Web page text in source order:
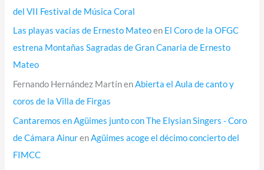
del VII Festival de Música Coral
Las playas vacías de Ernesto Mateoen El Coro de la OFGC
estrena Montañas Sagradas de Gran Canaria de Ernesto
Mateo
Fernando Hernández MartínenAbierta el Aula de canto y
coros de la Villa de Firgas
Cantaremos en Agüimes junto con The Elysian Singers - Coro
de Cámara AinurenAgüimes acoge el décimo concierto del
FIMCC